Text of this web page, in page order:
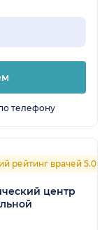
телефону
рейтинг врачей 5.0
центр